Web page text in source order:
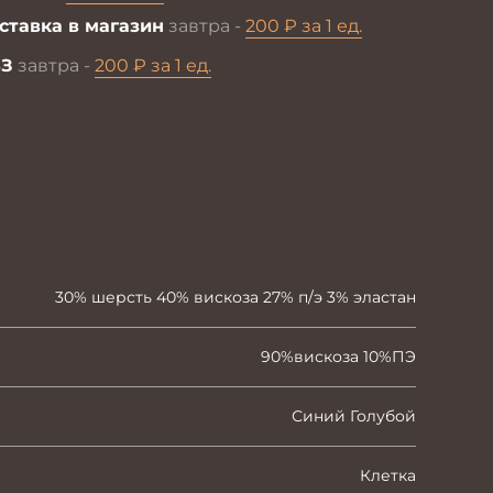
в магазин завтра - 200 ₽ за 1 ед.
завтра - 200 ₽ за 1 ед.
30% шерсть 40% вискоза 27% п/э 3% эластан
90%вискоза 10%ПЭ
Синий Голубой
Клетка